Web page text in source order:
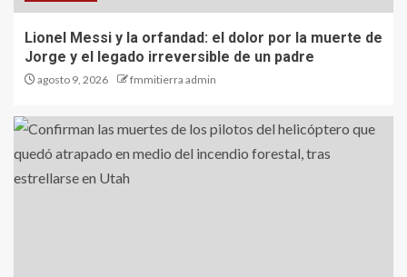
Lionel Messi y la orfandad: el dolor por la muerte de
Jorge y el legado irreversible de un padre
agosto 9, 2026 fmmitierra admin